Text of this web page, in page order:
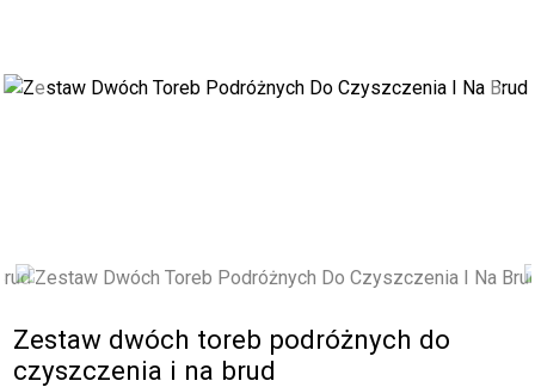
Previous Next
Zestaw dwóch toreb podróżnych do
czyszczenia i na brud